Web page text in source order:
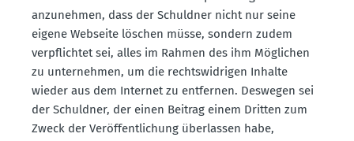
anzunehmen, dass der Schuldner nicht nur seine
eigene Webseite löschen müsse, sondern zudem
verpflichtet sei, alles im Rahmen des ihm Möglichen
zu unter­nehmen, um die rechts­wid­rigen Inhalte
wieder aus dem Internet zu entfernen. Deswegen sei
der Schuldner, der einen Beitrag einem Dritten zum
Zweck der Veröf­fent­li­chung überlassen habe,